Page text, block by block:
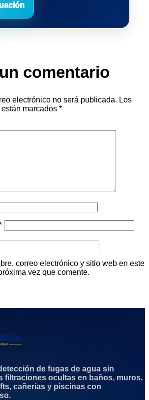
comentario
electrónico no será publicada. Los
marcados *
correo electrónico y sitio web en este
vez que comente.
de fugas de agua sin
filtraciones ocultas en baños, muros,
cañerías y piscinas con